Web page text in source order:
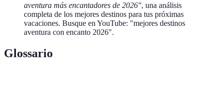
aventura más encantadores de 2026", una análisis
completa de los mejores destinos para tus próximas
vacaciones. Busque en YouTube: "mejores destinos
aventura con encanto 2026".
Glossario